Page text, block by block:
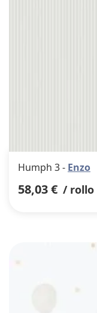
Humph 3 - Enzo
58,03 € / rollo